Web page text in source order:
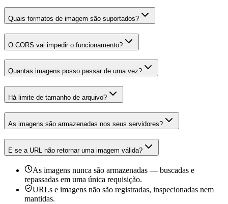
Quais formatos de imagem são suportados?
O CORS vai impedir o funcionamento?
Quantas imagens posso passar de uma vez?
Há limite de tamanho de arquivo?
As imagens são armazenadas nos seus servidores?
E se a URL não retornar uma imagem válida?
As imagens nunca são armazenadas — buscadas e
repassadas em uma única requisição.
URLs e imagens não são registradas, inspecionadas nem
mantidas.